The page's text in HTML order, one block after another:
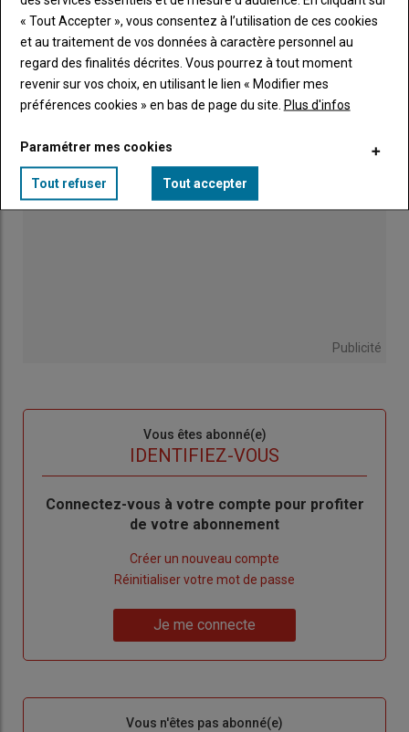
Enquête de la chambre d'agriculture : les
04 août 2026
Publicité
Vous êtes abonné(e)
IDENTIFIEZ-VOUS
Body
Connectez-vous à votre compte pour profiter
de votre abonnement
Créer un nouveau compte
de
Réinitialiser votre mot de passe
me
Je me connecte
Vous n'êtes pas abonné(e)
« Tout Accepter », vous consentez à l’utilisation de ces cookies
et au traitement de vos données à caractère personnel au
regard des finalités décrites. Vous pourrez à tout moment
revenir sur vos choix, en utilisant le lien « Modifier mes
préférences cookies » en bas de page du site. Plus d'infos
Paramétrer mes cookies
Tout refuser Tout accepter